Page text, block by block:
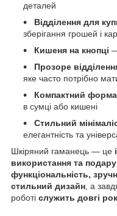
деталей
Відділення для
зберігання грошей і
Кишеня на кнопці
Прозоре
яке часто потрібно
Компактний
в сумці або кишені
Стильний
елегантність та
Шкіряний гаманець — це
використання та
функціональність,
стильний дизайн, а
роботі служить довгі